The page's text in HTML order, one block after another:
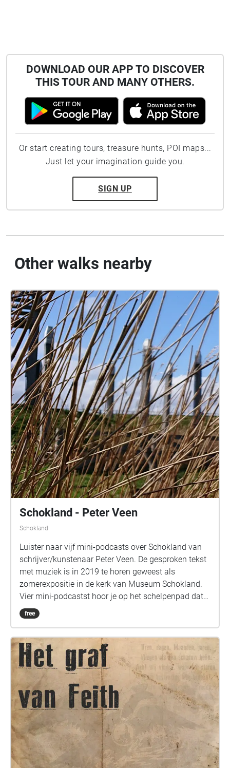
DOWNLOAD OUR APP TO DISCOVER
THIS TOUR AND MANY OTHERS.
Or start creating tours, treasure hunts, POI maps...
Just let your imagination guide you.
SIGN UP
Other walks nearby
Schokland - Peter Veen
Schokland
Luister naar vijf mini-podcasts over Schokland van
schrijver/kunstenaar Peter Veen. De gesproken tekst
met muziek is in 2019 te horen geweest als
zomerexpositie in de kerk van Museum Schokland.
Vier mini-podcastst hoor je op het schelpenpad dat
langs het museum naar de schokkerwoning loopt.
De vijfde beluister je in het museumkerkje.
free